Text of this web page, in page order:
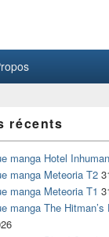
récents
manga Hotel
manga Meteoria T2
manga Meteoria T1
manga The Hitman’s